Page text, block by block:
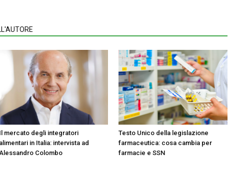
Il mercato degli integratori
alimentari in Italia: intervista ad
Colombo
Testo Unico della legislazione
farmaceutica: cosa cambia per
farmacie e SSN